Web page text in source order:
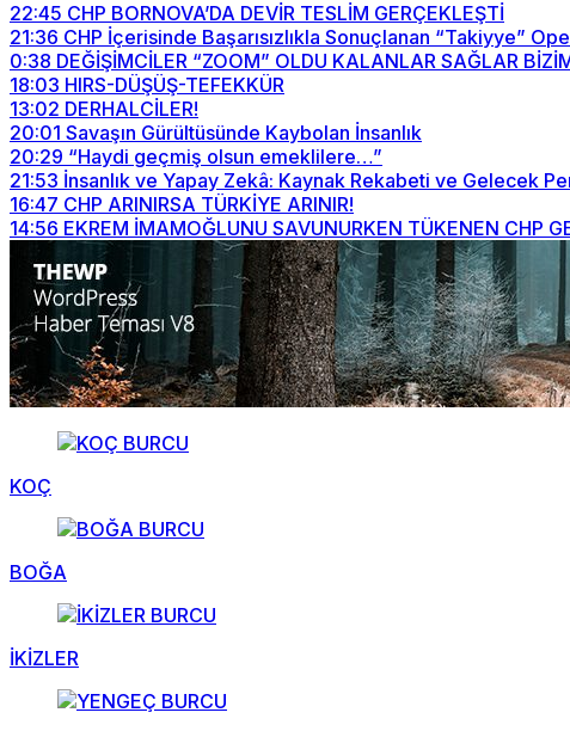
22:45 CHP BORNOVA’DA DEVİR TESLİM GERÇEKLEŞTİ
21:36 CHP İçerisinde Başarısızlıkla Sonuçlanan “Takiyye”
0:38 DEĞİŞİMCİLER “ZOOM” OLDU KALANLAR SAĞLAR
18:03 HIRS-DÜŞÜŞ-TEFEKKÜR
13:02 DERHALCİLER!
20:01 Savaşın Gürültüsünde Kaybolan İnsanlık
20:29 “Haydi geçmiş olsun emeklilere…”
21:53 İnsanlık ve Yapay Zekâ: Kaynak Rekabeti ve Gelecek
16:47 CHP ARINIRSA TÜRKİYE ARINIR!
14:56 EKREM İMAMOĞLUNU SAVUNURKEN TÜKENEN CHP
KOÇ
BOĞA
İKİZLER